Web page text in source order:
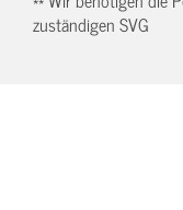
zuständigen SVG